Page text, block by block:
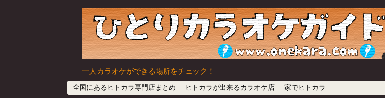
一人カラオケができる場所をチェック！
全国にあるヒトカラ専門店まとめ ヒトカラが出来るカラオケ店 家でヒトカラ